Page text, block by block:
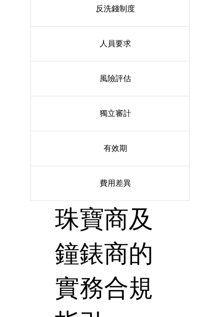
反洗錢制度
人員要求
風險評估
獨立審計
有效期
費用差異
珠寶商及
鐘錶商的
實務合規